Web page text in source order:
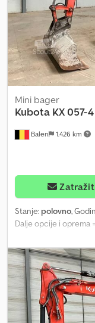
Balen 1.426 km
Mini bager
Kubota KX 057-4
Stanje: polovno,
Dalje opcije i oprema
Automatska/
Standardna iskopna
građevinarstvo
informacija